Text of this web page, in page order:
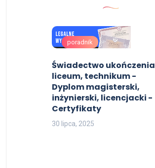
poradnik
Świadectwo ukończenia
liceum, technikum -
Dyplom magisterski,
inżynierski, licencjacki -
Certyfikaty
30 lipca, 2025